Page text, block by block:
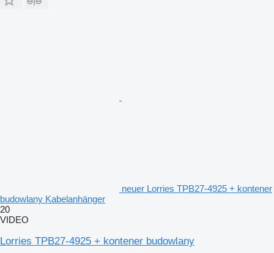
neuer Lorries TPB27-4925 + kontener
budowlany Kabelanhänger
20
VIDEO
Lorries TPB27-4925 + kontener budowlany